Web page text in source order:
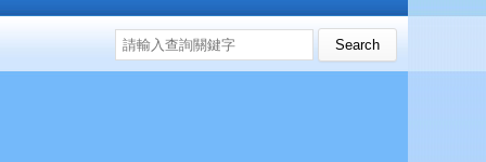
搜尋表單
Search this site